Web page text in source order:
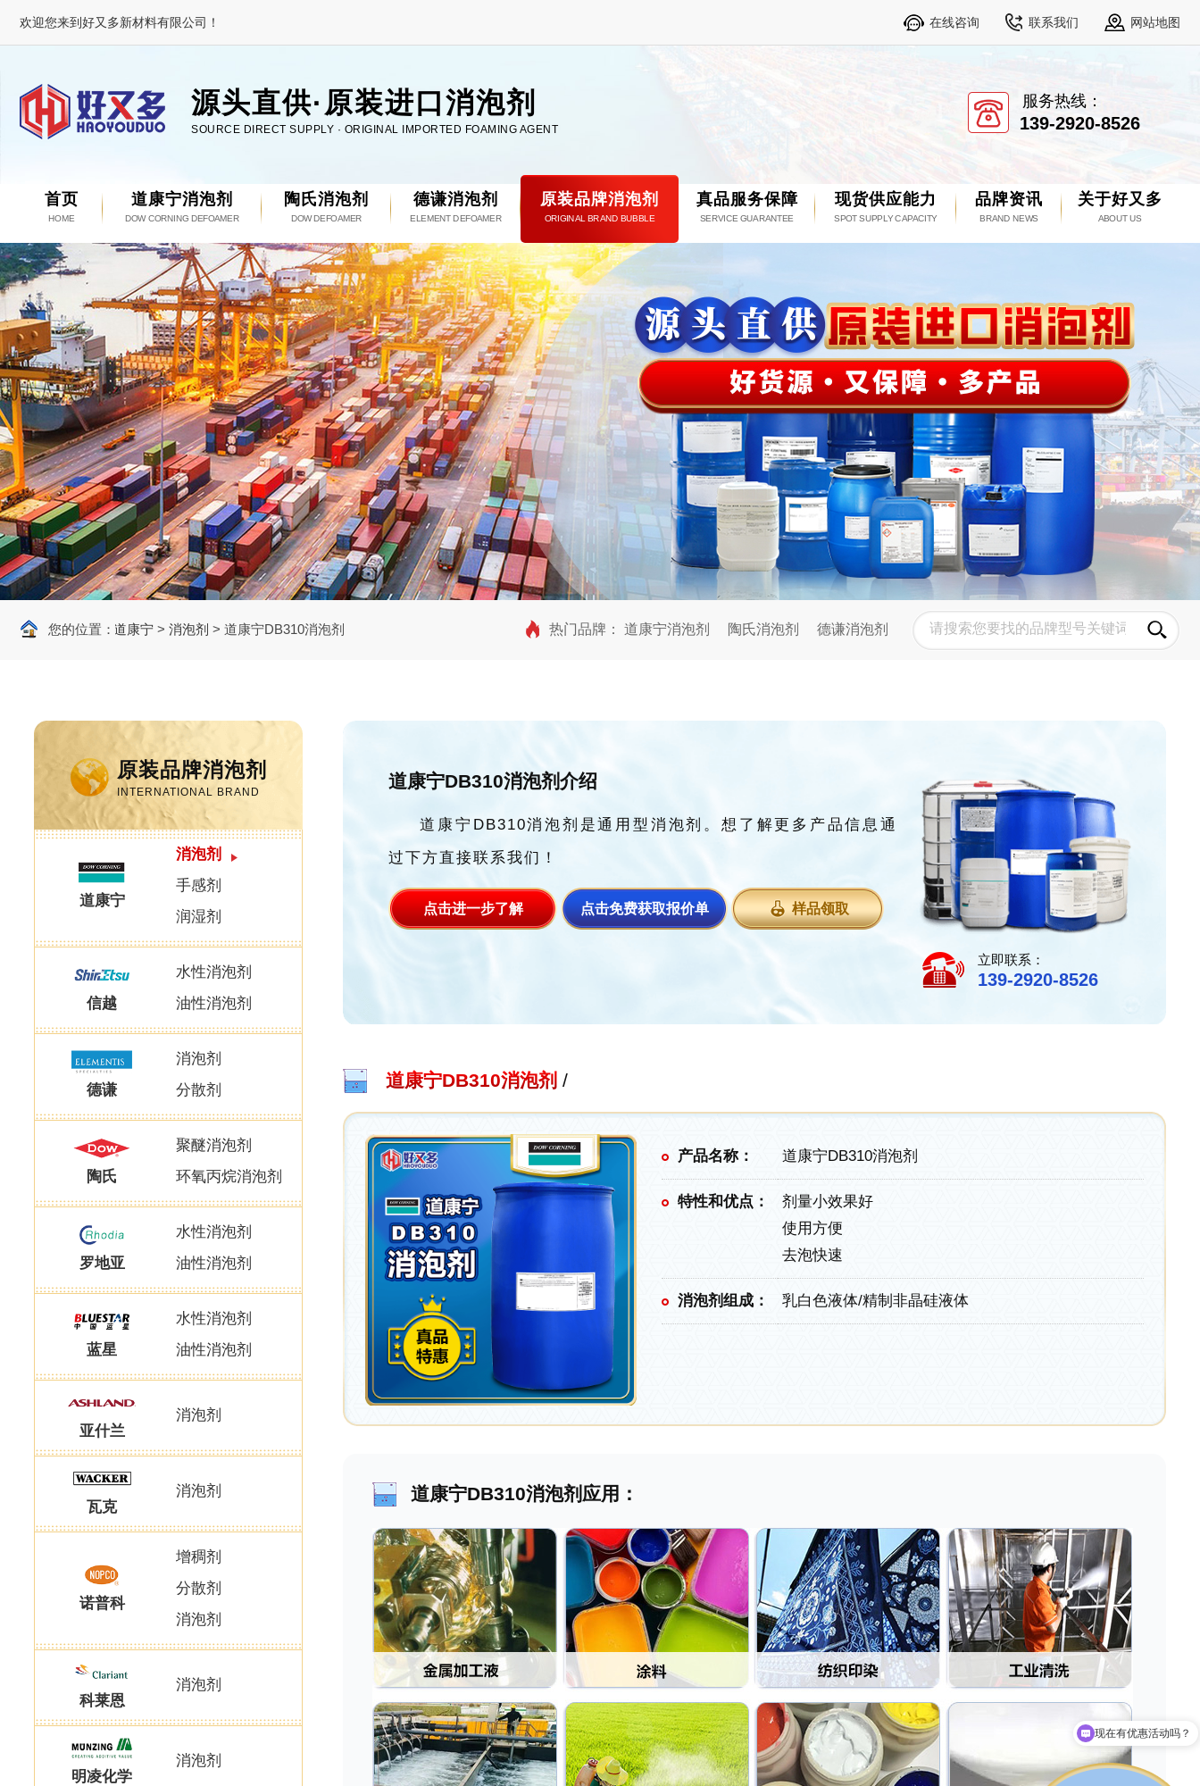
欢迎您来到好又多新材料有限公司！ 在线咨询 联系我们 网站地图
源头直供·原装进口消泡剂
SOURCE DIRECT SUPPLY · ORIGINAL IMPORTED FOAMING AGENT
服务热线：
139-2920-8526
首页
HOME
道康宁消泡剂
DOW CORNING DEFOAMER
陶氏消泡剂
DOW DEFOAMER
德谦消泡剂
ELEMENT DEFOAMER
原装品牌消泡剂
ORIGINAL BRAND BUBBLE
真品服务保障
SERVICE GUARANTEE
现货供应能力
SPOT SUPPLY CAPACITY
品牌资讯
BRAND NEWS
关于好又多
ABOUT US
您的位置：
原装进口消泡剂> 道康宁 > 消泡剂 > 道康宁DB310消泡剂 热门品牌： 道康宁消泡剂 陶氏消泡剂 德谦消泡剂
原装品牌消泡剂
INTERNATIONAL BRAND
道康宁
消泡剂
手感剂
润湿剂
信越
水性消泡剂
油性消泡剂
德谦
消泡剂
分散剂
陶氏
聚醚消泡剂
环氧丙烷消泡剂
罗地亚
水性消泡剂
油性消泡剂
蓝星
水性消泡剂
油性消泡剂
亚什兰
消泡剂
瓦克
消泡剂
诺普科
增稠剂
分散剂
消泡剂
科莱恩
消泡剂
明凌化学
消泡剂
道康宁DB310消泡剂介绍
道康宁DB310消泡剂是通用型消泡剂。想了解更多产品信息通
过下方直接联系我们！
点击进一步了解 点击免费获取报价单 样品领取
立即联系：
139-2920-8526
道康宁DB310消泡剂 /
产品名称： 道康宁DB310消泡剂
特性和优点：
剂量小效果好
使用方便
去泡快速
消泡剂组成： 乳白色液体/精制非晶硅液体
道康宁DB310消泡剂应用：
拨打13929208526